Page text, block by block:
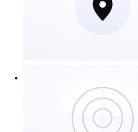
Historial GPS ilimitado, zonas de
personalizables (aparcamiento,
Siempre sabe dónde están sus
A 3 metros. O al otro lado
Radar Bluetooth para la
público temporal para compartir